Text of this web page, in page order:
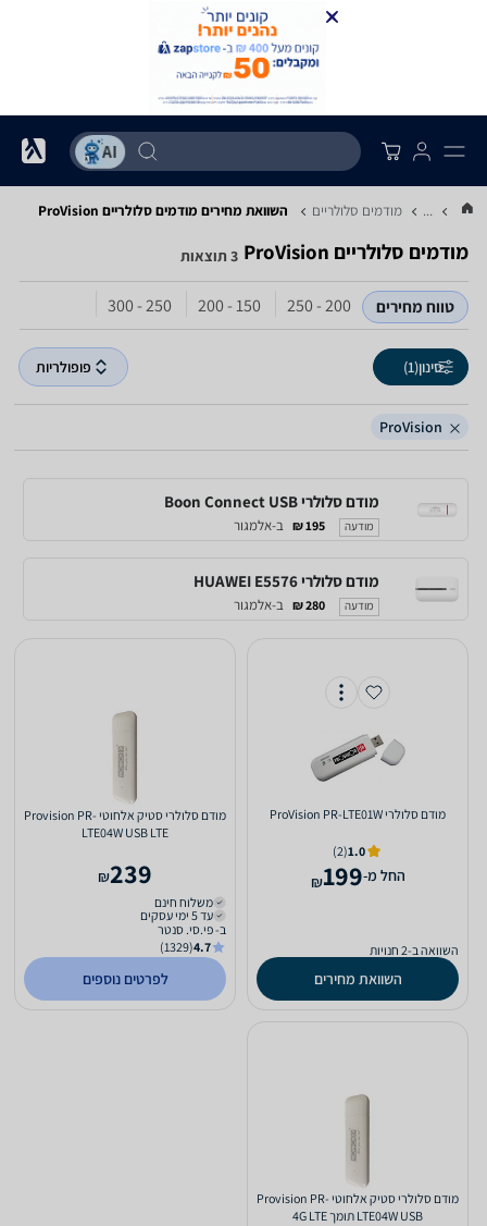
... מודמים סלולריים השוואת מחירים מודמים סלולריים ‏ProVision
מודמים סלולריים ‏ProVision 3 תוצאות
טווח מחירים 200 - 250
150 - 200
250 - 300
סינון(1) פופולריות
ProVision
מודם סלולרי Boon Connect USB
מודעה 195 ₪ ב-אלמגור
מודם סלולרי HUAWEI E5576
מודעה 280 ₪ ב-אלמגור
מודם סלולרי ProVision PR-LTE01W
1.0
(2)
‫החל מ-199
₪
השוואה ב-2 חנויות
השוואת מחירים
מודם סלולרי סטיק אלחוטי Provision PR-
LTE04W USB LTE
239
₪
משלוח חינם
עד 5 ימי עסקים
ב- פי.סי. סנטר
4.7
(1329)
לפרטים נוספים
מודם סלולרי סטיק אלחוטי Provision PR-
LTE04W USB תומך 4G LTE